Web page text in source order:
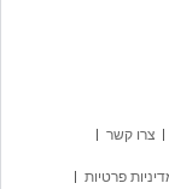
צרו קשר
פרטיות